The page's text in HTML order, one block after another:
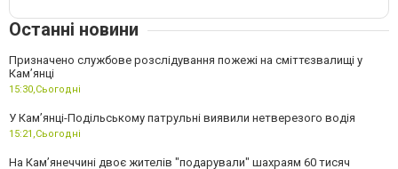
Останні новини
Призначено службове розслідування пожежі на сміттєзвалищі у
Кам’янці
15:30,Сьогодні
У Кам’янці-Подільському патрульні виявили нетверезого водія
15:21,Сьогодні
На Камʼянеччині двоє жителів "подарували" шахраям 60 тисяч